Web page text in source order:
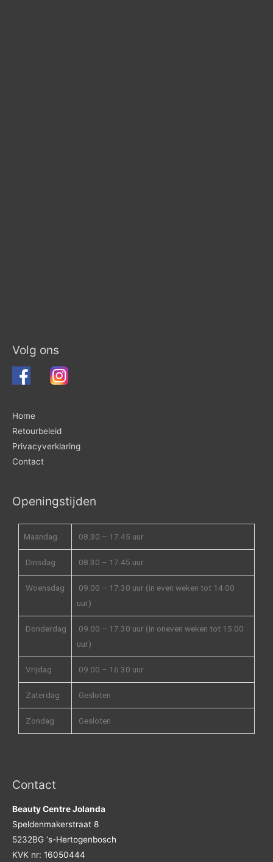
Volg ons
Home
Retourbeleid
Privacyverklaring
Contact
Openingstijden
Maandag 08.30 – 17.45 uur
Dinsdag 08.30 – 17.45 uur
Woensdag
09.00 – 17.30 uur (in even weken tot 14.00
uur)
Donderdag
09.00 – 17.30 uur (in oneven weken tot 15.00
uur)
Vrijdag 09.00 – 16.30 uur
Zaterdag Gesloten
Zondag Gesloten
Contact
Beauty Centre Jolanda
Speldenmakerstraat 8
5232BG ‘s-Hertogenbosch
KVK nr: 16050444